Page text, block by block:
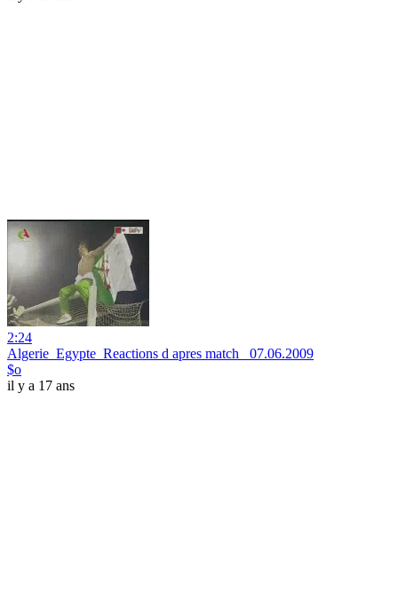
2:24
Algerie_Egypte_Reactions d apres match _07.06.2009
$o
il y a 17 ans